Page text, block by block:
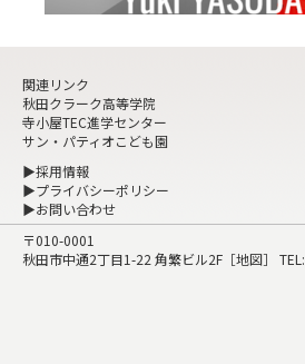
関連リンク
秋田クラーク高等学院
寺小屋TEC進学センター
サン・パティオこども園
▶採用情報
▶プライバシーポリシー
▶お問い合わせ
〒010-0001
秋田市中通2丁目1-22 角繁ビル2F［地図］ TEL: